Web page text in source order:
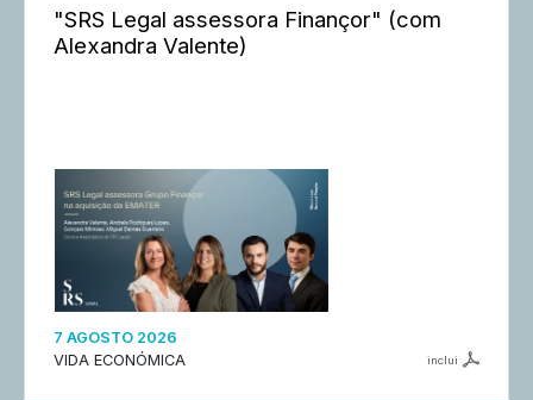
"SRS Legal assessora Finançor" (com
Alexandra Valente)
7 AGOSTO 2026
VIDA ECONÓMICA
inclui